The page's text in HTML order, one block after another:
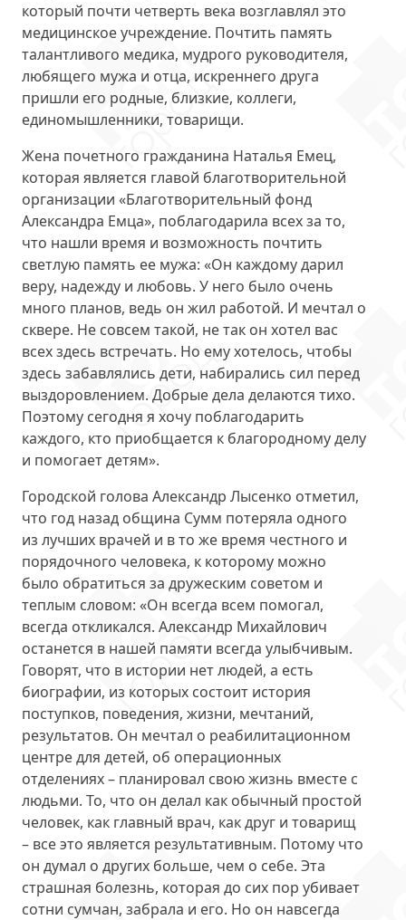
который почти четверть века возглавлял это
медицинское учреждение. Почтить память
талантливого медика, мудрого руководителя,
любящего мужа и отца, искреннего друга
пришли его родные, близкие, коллеги,
единомышленники, товарищи.
Жена почетного гражданина Наталья Емец,
которая является главой благотворительной
организации «Благотворительный фонд
Александра Емца», поблагодарила всех за то,
что нашли время и возможность почтить
светлую память ее мужа: «Он каждому дарил
веру, надежду и любовь. У него было очень
много планов, ведь он жил работой. И мечтал о
сквере. Не совсем такой, не так он хотел вас
всех здесь встречать. Но ему хотелось, чтобы
здесь забавлялись дети, набирались сил перед
выздоровлением. Добрые дела делаются тихо.
Поэтому сегодня я хочу поблагодарить
каждого, кто приобщается к благородному делу
и помогает детям».
Городской голова Александр Лысенко отметил,
что год назад община Сумм потеряла одного
из лучших врачей и в то же время честного и
порядочного человека, к которому можно
было обратиться за дружеским советом и
теплым словом: «Он всегда всем помогал,
всегда откликался. Александр Михайлович
останется в нашей памяти всегда улыбчивым.
Говорят, что в истории нет людей, а есть
биографии, из которых состоит история
поступков, поведения, жизни, мечтаний,
результатов. Он мечтал о реабилитационном
центре для детей, об операционных
отделениях – планировал свою жизнь вместе с
людьми. То, что он делал как обычный простой
человек, как главный врач, как друг и товарищ
– все это является результативным. Потому что
он думал о других больше, чем о себе. Эта
страшная болезнь, которая до сих пор убивает
сотни сумчан, забрала и его. Но он навсегда